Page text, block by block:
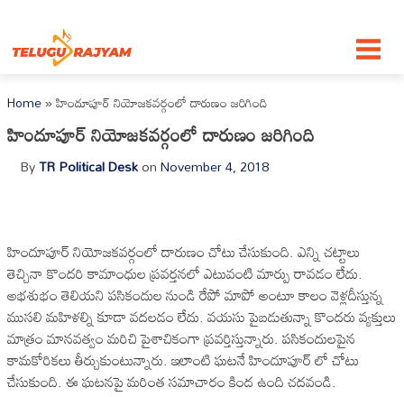
Home»హిందూపూర్ నియోజకవర్గంలో దారుణం జరిగింది
హిందూపూర్ నియోజకవర్గంలో దారుణం జరిగింది
ByTR Political DeskonNovember 4, 2018
హిందూపూర్ నియోజకవర్గంలో దారుణం చోటు చేసుకుంది. ఎన్ని చట్టాలు
తెచ్చినా కొందరి కామాంధుల ప్రవర్తనలో ఎటువంటి మార్పు రావడం లేదు.
అభశుభం తెలియని పసికందుల నుండి రేపో మాపో అంటూ కాలం వెళ్లదీస్తున్న
ముసలి మహిళల్ని కూడా వదలడం లేదు. వయసు పైబడుతున్నా కొందరు వ్యక్తులు
మాత్రం మానవత్వం మరిచి పైశాచికంగా ప్రవర్తిస్తున్నారు. పసికందులపైన
కామకోరికలు తీర్చుకుంటున్నారు. ఇలాంటి ఘటనే హిందూపూర్ లో చోటు
చేసుకుంది. ఈ ఘటనపై మరింత సమాచారం కింద ఉంది చదవండి.